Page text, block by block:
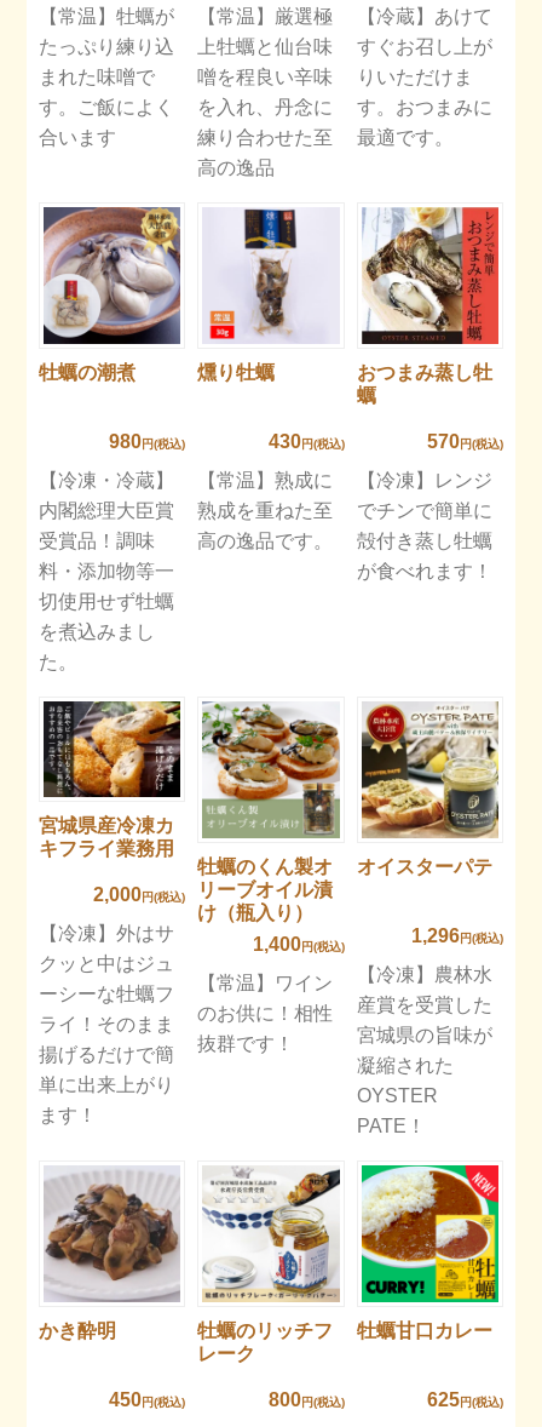
【常温】牡蠣が
たっぷり練り込
まれた味噌で
す。ご飯によく
合います
【常温】厳選極
上牡蠣と仙台味
噌を程良い辛味
を入れ、丹念に
練り合わせた至
高の逸品
【冷蔵】あけて
すぐお召し上が
りいただけま
す。おつまみに
最適です。
牡蠣の潮煮
980円(税込)
【冷凍・冷蔵】
内閣総理大臣賞
受賞品！調味
料・添加物等一
切使用せず牡蠣
を煮込みまし
た。
燻り牡蠣
430円(税込)
【常温】熟成に
熟成を重ねた至
高の逸品です。
おつまみ蒸し牡
蠣
570円(税込)
【冷凍】レンジ
でチンで簡単に
殻付き蒸し牡蠣
が食べれます！
宮城県産冷凍カ
キフライ業務用
2,000円(税込)
【冷凍】外はサ
クッと中はジュ
ーシーな牡蠣フ
ライ！そのまま
揚げるだけで簡
単に出来上がり
ます！
牡蠣のくん製オ
リーブオイル漬
け（瓶入り）
1,400円(税込)
【常温】ワイン
のお供に！相性
抜群です！
オイスターパテ
1,296円(税込)
【冷凍】農林水
産賞を受賞した
宮城県の旨味が
凝縮された
OYSTER
PATE！
かき酔明
450円(税込)
牡蠣のリッチフ
レーク
800円(税込)
牡蠣甘口カレー
625円(税込)